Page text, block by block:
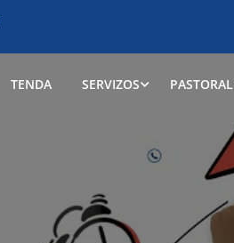
TENDA SERVIZOS PASTORAL